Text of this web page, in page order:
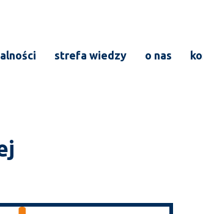
strefa wiedzy o nas